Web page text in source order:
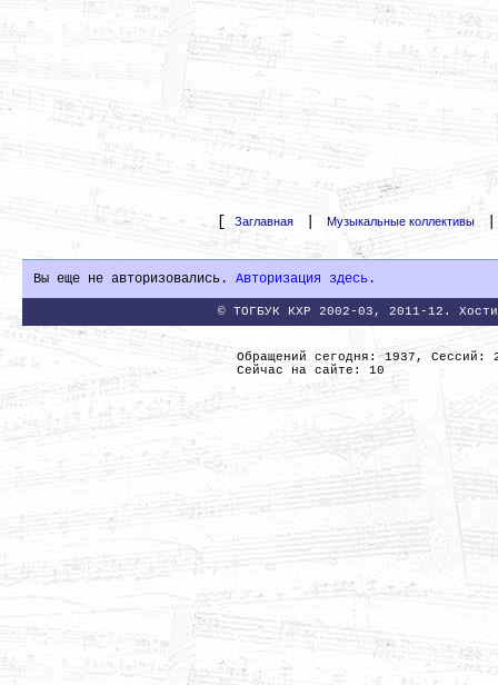
[ Заглавная Музыкальные коллективы
Вы еще не авторизовались. Авторизация здесь.
© ТОГБУК КХР 2002-03, 2011-12.
Обращений сегодня: 1937, Сессий:
Сейчас на сайте: 10